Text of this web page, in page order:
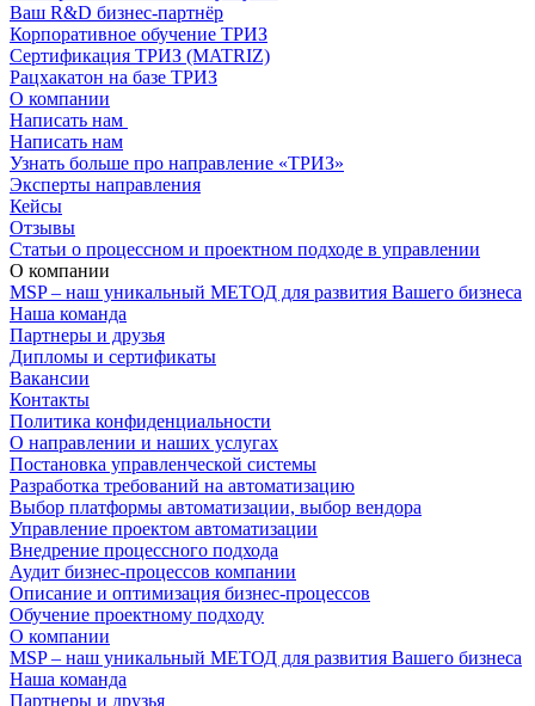
Ваш R&D бизнес-партнёр
Корпоративное обучение ТРИЗ
Сертификация ТРИЗ (MATRIZ)
Рацхакатон на базе ТРИЗ
О компании
Написать нам
Написать нам
Узнать больше про направление «ТРИЗ»
Эксперты направления
Кейсы
Отзывы
Статьи о процессном и проектном подходе в управлении
О компании
MSP – наш уникальный МЕТОД для развития Вашего бизнеса
Наша команда
Партнеры и друзья
Дипломы и сертификаты
Вакансии
Контакты
Политика конфиденциальности
О направлении и наших услугах
Постановка управленческой системы
Разработка требований на автоматизацию
Выбор платформы автоматизации, выбор вендора
Управление проектом автоматизации
Внедрение процессного подхода
Аудит бизнес-процессов компании
Описание и оптимизация бизнес-процессов
Обучение проектному подходу
О компании
MSP – наш уникальный МЕТОД для развития Вашего бизнеса
Наша команда
Партнеры и друзья